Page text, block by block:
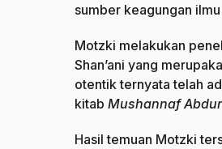
sumber keagungan
Motzki melakukan
Shan’ani yang
otentik ternyata telah
kitab Mushannaf
Hasil temuan Motzki